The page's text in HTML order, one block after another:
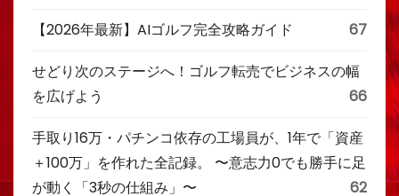
【2026年最新】AIゴルフ完全攻略ガイド 67
せどり次のステージへ！ゴルフ転売でビジネスの幅
を広げよう
66
手取り16万・パチンコ依存の工場員が、1年で「資産
＋100万」を作れた全記録。 〜意志力0でも勝手に足
が動く「3秒の仕組み」〜
62